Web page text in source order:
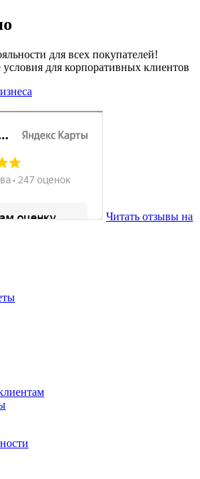
для всех покупателей!
для корпоративных клиентов
Читать отзывы на